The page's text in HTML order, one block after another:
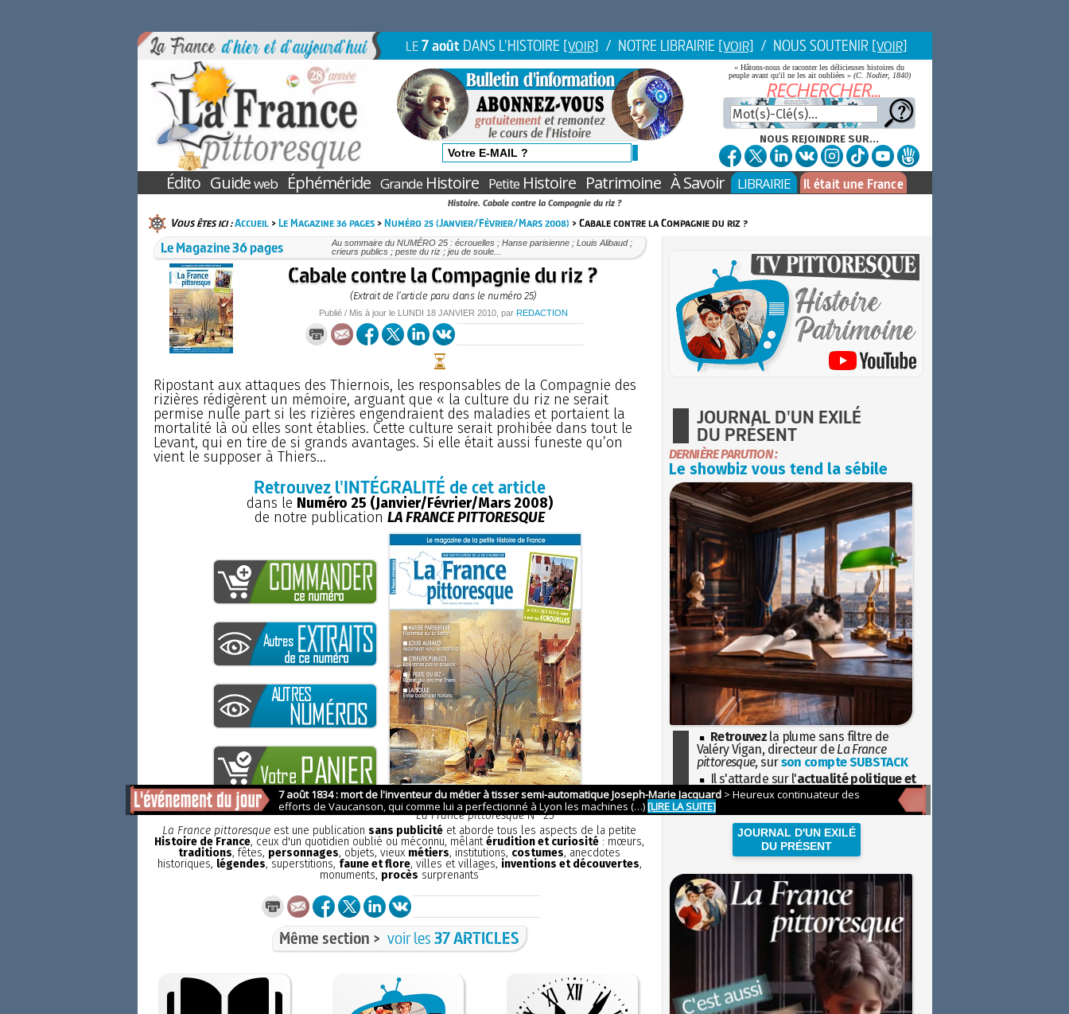
LE7 août DANS L'HISTOIRE [VOIR] / NOTRE LIBRAIRIE [VOIR] / NOUS SOUTENIR [VOIR]
« Hâtons-nous de raconter les délicieuses histoires du
peuple avant qu'il ne les ait oubliées » (C. Nodier, 1840)
NOUS REJOINDRE SUR...
Édito Guideweb Éphéméride GrandeHistoire PetiteHistoire Patrimoine À Savoir LIBRAIRIE Il était une France
Histoire. Cabale contre la Compagnie du riz ?
Vous êtes ici :Accueil>Le Magazine 36 pages>Numéro 25 (Janvier/Février/Mars 2008) > Cabale contre la Compagnie du riz ?
Le Magazine 36 pages
Au sommaire du NUMÉRO 25 : écrouelles ; Hanse parisienne ; Louis Alibaud ;
crieurs publics ; peste du riz ; jeu de soule...
Cabale contre la Compagnie du riz ?
(Extrait de l’article paru dans le numéro 25)
Publié / Mis à jour le LUNDI 18 JANVIER 2010, par REDACTION
Ripostant aux attaques des Thiernois, les responsables de la Compagnie des
rizières rédigèrent un mémoire, arguant que « la culture du riz ne serait
permise nulle part si les rizières engendraient des maladies et portaient la
mortalité là où elles sont établies. Cette culture serait prohibée dans tout le
Levant, qui en tire de si grands avantages. Si elle était aussi funeste qu’on
vient le supposer à Thiers...
Retrouvez l'INTÉGRALITÉ de cet article
dans le Numéro 25 (Janvier/Février/Mars 2008)
de notre publication LA FRANCE PITTORESQUE
La France pittoresqueN° 25
La France pittoresque est une publication sans publicité et aborde tous les aspects de la petite
Histoire de France, ceux d'un quotidien oublié ou méconnu, mêlantérudition et curiosité : mœurs,
traditions, fêtes, personnages, objets, vieux métiers, institutions, costumes, anecdotes
historiques, légendes, superstitions, faune et flore, villes et villages, inventions et découvertes,
monuments, procès surprenants
Même section > voir les37 ARTICLES
JOURNAL D'UN EXILÉ
DU PRÉSENT
DERNIÈRE PARUTION :
Le showbiz vous tend la sébile
Retrouvez la plume sans filtre de
Valéry Vigan, directeur de La France
pittoresque, surson compte SUBSTACK
Il s'attarde sur l'actualité politique et
sociétaleavec la hauteur de vue de
l'Histoire
JOURNAL D'UN EXILÉ
DU PRÉSENT